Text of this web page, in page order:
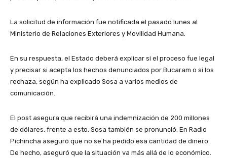
La solicitud de información fue notificada el pasado lunes al
Ministerio de Relaciones Exteriores y Movilidad Humana.
En su respuesta, el Estado deberá explicar si el proceso fue legal
y precisar si acepta los hechos denunciados por Bucaram o si los
rechaza, según ha explicado Sosa a varios medios de
comunicación.
El post asegura que recibirá una indemnización de 200 millones
de dólares, frente a esto, Sosa también se pronunció. En Radio
Pichincha aseguró que no se ha pedido esa cantidad de dinero.
De hecho, aseguró que la situación va más allá de lo económico.